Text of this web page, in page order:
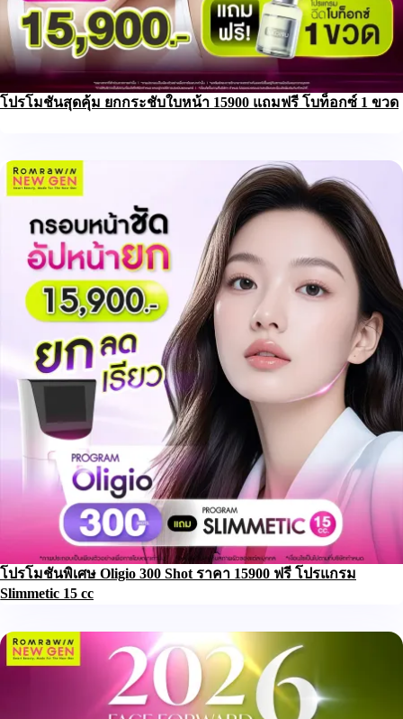
โปรโมชันสุดคุ้ม ยกกระชับใบหน้า 15900 แถมฟรี โบท็อกซ์ 1 ขวด
โปรโมชันพิเศษ Oligio 300 Shot ราคา 15900 ฟรี โปรแกรม
Slimmetic 15 cc